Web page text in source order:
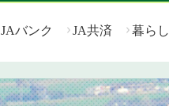
JAバンク JA共済 暮らし